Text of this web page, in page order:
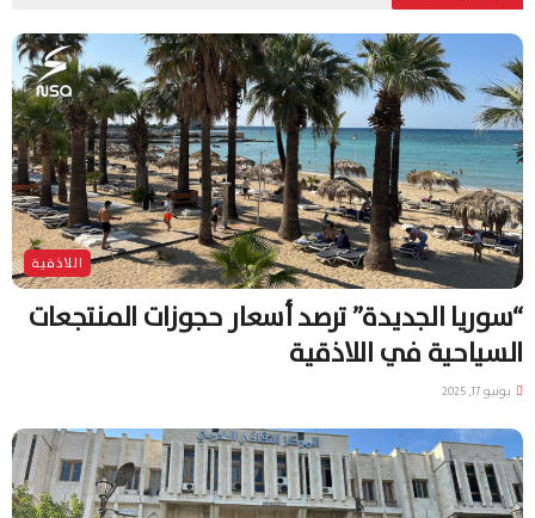
اللاذقية
“سوريا الجديدة” ترصد أسعار حجوزات المنتجعات
السياحية في اللاذقية
يونيو 17, 2025